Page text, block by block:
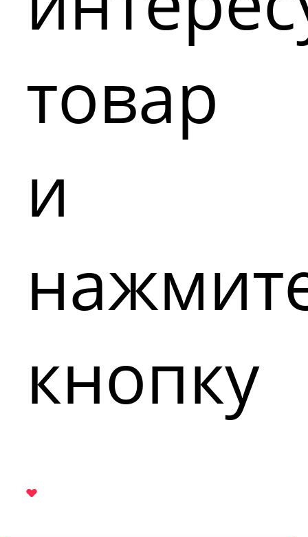
товар
и
кнопку